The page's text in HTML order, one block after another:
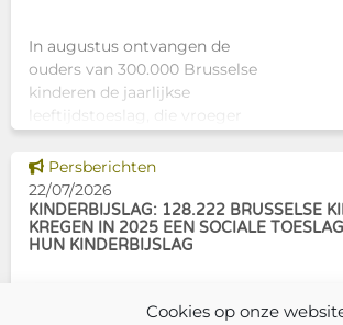
Cookies op onze
In augustus ontvangen de
ouders van 300.000 Brusselse
kinderen de jaarlijkse
leeftijdstoeslag, die vroeger
schoolpremie. Deze financiële
ondersteuning helpt gezinnen
om de kosten
Dit nieuws tonen
Persberichten
22/07/2026
KINDERBIJSLAG: 128.222 BRUSSELSE
KREGEN IN 2025 EEN SOCIALE
HUN KINDERBIJSLAG
In december 2025 hadden